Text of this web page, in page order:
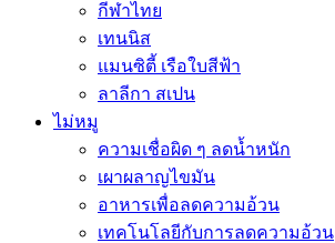
กีฬาไทย
เทนนิส
แมนซิตี้ เรือใบสีฟ้า
ลาลีกา สเปน
ไม่หมู
ความเชื่อผิด ๆ ลดน้ำหนัก
เผาผลาญไขมัน
อาหารเพื่อลดความอ้วน
เทคโนโลยีกับการลดความอ้วน